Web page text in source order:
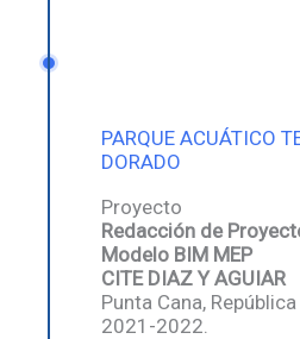
PARQUE ACUÁTICO
DORADO
Proyecto
Redacción de
Modelo BIM MEP
CITE DIAZ Y AGUIAR
Punta Cana,
2021-2022.